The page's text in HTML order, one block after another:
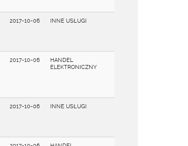
2017-10-06 INNE USŁUGI
2017-10-06
HANDEL
ELEKTRONICZNY
2017-10-06 INNE USŁUGI